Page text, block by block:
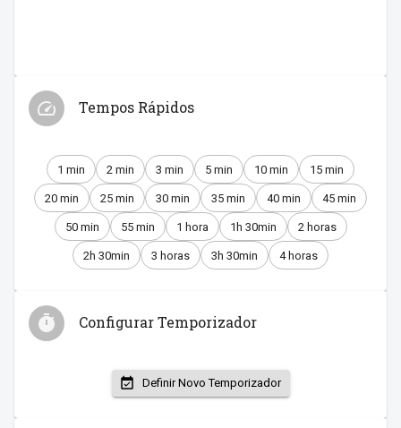
Tempos Rápidos
1 min 2 min 3 min 5 min 10 min 15 min
20 min 25 min 30 min 35 min 40 min 45 min
50 min 55 min 1 hora 1h 30min 2 horas
2h 30min 3 horas 3h 30min 4 horas
Configurar Temporizador
Definir Novo Temporizador